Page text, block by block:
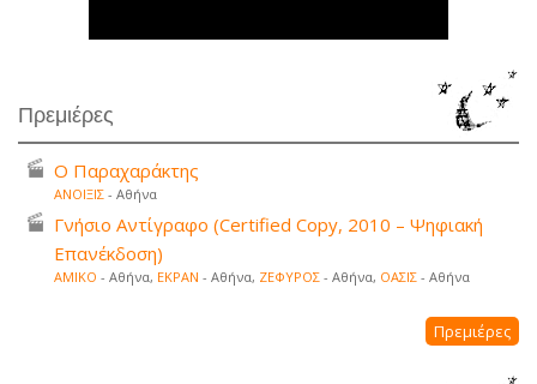
Πρεμιέρες
Ο Παραχαράκτης
ΑΝΟΙΞΙΣ - Αθήνα
Γνήσιο Αντίγραφο (Certified Copy, 2010 – Ψηφιακή
Επανέκδοση)
ΑΜΙΚΟ - Αθήνα, ΕΚΡΑΝ - Αθήνα, ΖΕΦΥΡΟΣ - Αθήνα, ΟΑΣΙΣ - Αθήνα
Πρεμιέρες